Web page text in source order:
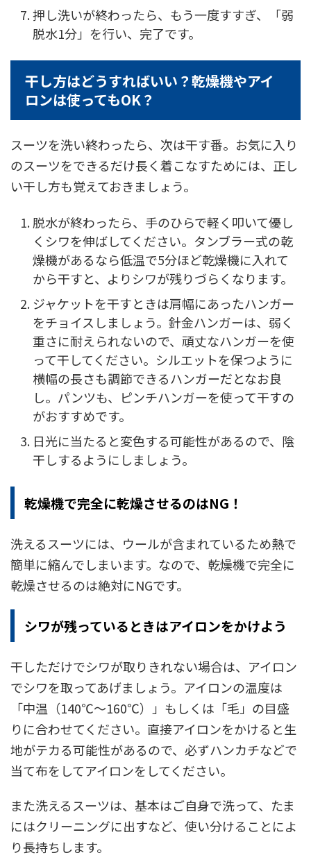
押し洗いが終わったら、もう一度すすぎ、「弱
脱水1分」を行い、完了です。
干し方はどうすればいい？乾燥機やアイ
ロンは使ってもOK？
スーツを洗い終わったら、次は干す番。お気に入り
のスーツをできるだけ長く着こなすためには、正し
い干し方も覚えておきましょう。
脱水が終わったら、手のひらで軽く叩いて優し
くシワを伸ばしてください。タンブラー式の乾
燥機があるなら低温で5分ほど乾燥機に入れて
から干すと、よりシワが残りづらくなります。
ジャケットを干すときは肩幅にあったハンガー
をチョイスしましょう。針金ハンガーは、弱く
重さに耐えられないので、頑丈なハンガーを使
って干してください。シルエットを保つように
横幅の長さも調節できるハンガーだとなお良
し。パンツも、ピンチハンガーを使って干すの
がおすすめです。
日光に当たると変色する可能性があるので、陰
干しするようにしましょう。
乾燥機で完全に乾燥させるのはNG！
洗えるスーツには、ウールが含まれているため熱で
簡単に縮んでしまいます。なので、乾燥機で完全に
乾燥させるのは絶対にNGです。
シワが残っているときはアイロンをかけよう
干しただけでシワが取りきれない場合は、アイロン
でシワを取ってあげましょう。アイロンの温度は
「中温（140℃～160℃）」もしくは「毛」の目盛
りに合わせてください。直接アイロンをかけると生
地がテカる可能性があるので、必ずハンカチなどで
当て布をしてアイロンをしてください。
また洗えるスーツは、基本はご自身で洗って、たま
にはクリーニングに出すなど、使い分けることによ
り長持ちします。